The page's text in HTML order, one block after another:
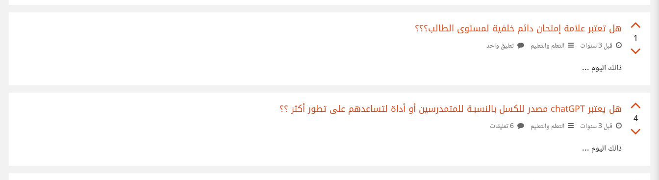
1
هل تعتبر علامة إمتحان دائم خلفية لمستوى الطالب؟؟؟
قبل 3 سنوات التعلم والتعليم تعليق واحد
ذالك اليوم ...
4
هل يعتبر chatGPT مصدر للكسل بالنسبـة للمتمدرسين أو أداة لتساعدهم على تطور أكثر ؟؟
قبل 3 سنوات التعلم والتعليم
ذالك اليوم ...